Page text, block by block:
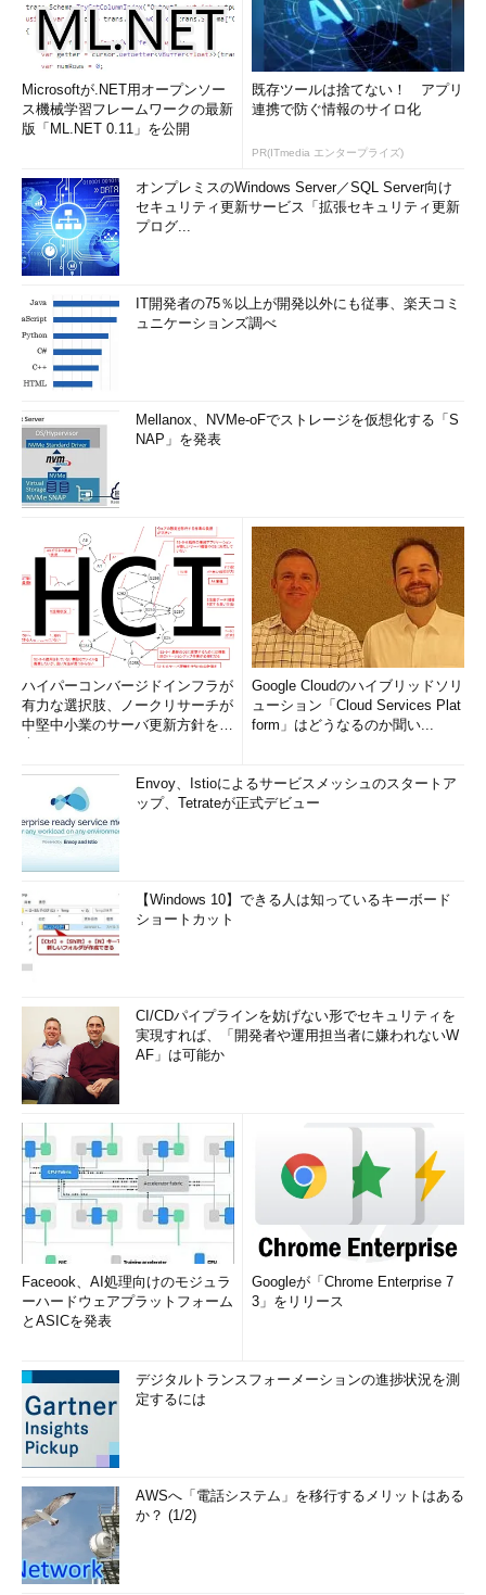
Microsoftが.NET用オープンソー
ス機械学習フレームワークの最新
版「ML.NET 0.11」を公開
既存ツールは捨てない！ アプリ
連携で防ぐ情報のサイロ化
PR(ITmedia エンタープライズ)
オンプレミスのWindows Server／SQL Server向け
セキュリティ更新サービス「拡張セキュリティ更新
プログ...
IT開発者の75％以上が開発以外にも従事、楽天コミ
ュニケーションズ調べ
Mellanox、NVMe-oFでストレージを仮想化する「S
NAP」を発表
ハイパーコンバージドインフラが
有力な選択肢、ノークリサーチが
中堅中小業のサーバ更新方針を調
Google Cloudのハイブリッドソリ
ューション「Cloud Services Plat
form」はどうなるのか聞い...
Envoy、Istioによるサービスメッシュのスタートア
ップ、Tetrateが正式デビュー
【Windows 10】できる人は知っているキーボード
ショートカット
CI/CDパイプラインを妨げない形でセキュリティを
実現すれば、「開発者や運用担当者に嫌われないW
AF」は可能か
Faceook、AI処理向けのモジュラ
ーハードウェアプラットフォーム
とASICを発表
Googleが「Chrome Enterprise 7
3」をリリース
デジタルトランスフォーメーションの進捗状況を測
定するには
AWSへ「電話システム」を移行するメリットはある
か？ (1/2)